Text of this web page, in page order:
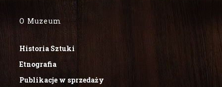
O Muzeum
Historia Sztuki
Etnografia
Publikacje w sprzedaży